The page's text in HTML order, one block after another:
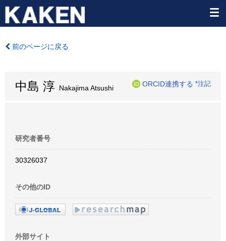
前のページに戻る
中島 淳 Nakajima Atsushi
ORCID連携する *注記
研究者番号
30326037
その他のID
外部サイト